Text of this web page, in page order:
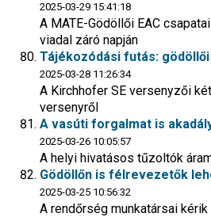
2025-03-29 15:41:18
A MATE-Gödöllői EAC
viadal záró napján
Tájékozódási futás:
2025-03-28 11:26:34
A Kirchhofer SE versenyzői
versenyről
A vasúti forgalmat is
2025-03-26 10:05:57
A helyi hivatásos tűzoltók
Gödöllőn is félrevezetők
2025-03-25 10:56:32
A rendőrség munkatársai